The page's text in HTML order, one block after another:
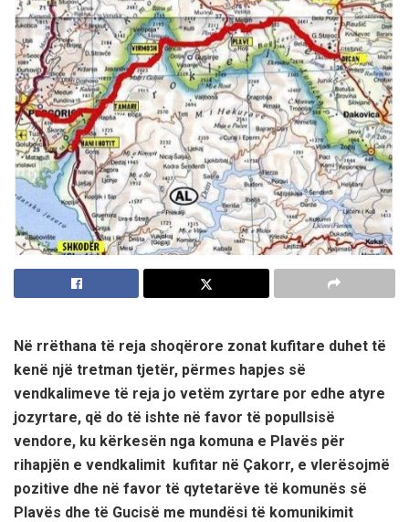
Në rrëthana të reja shoqërore zonat kufitare duhet të
kenë një tretman tjetër, përmes hapjes së
vendkalimeve të reja jo vetëm zyrtare por edhe atyre
jozyrtare, që do të ishte në favor të popullsisë
vendore, ku kërkesën nga komuna e Plavës për
rihapjën e vendkalimit kufitar në Çakorr, e vlerësojmë
pozitive dhe në favor të qytetarëve të komunës së
Plavës dhe të Gucisë me mundësi të komunikimit